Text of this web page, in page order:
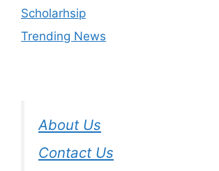
Scholarhsip
Trending News
About Us
Contact Us